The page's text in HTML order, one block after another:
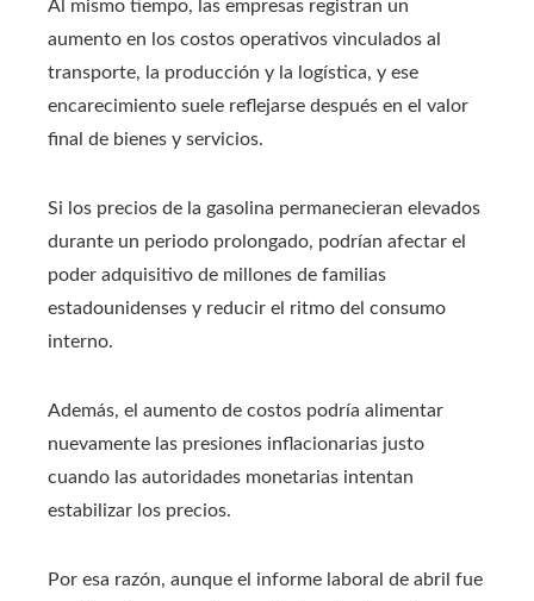
Al mismo tiempo, las empresas registran un
aumento en los costos operativos vinculados al
transporte, la producción y la logística, y ese
encarecimiento suele reflejarse después en el valor
final de bienes y servicios.
Si los precios de la gasolina permanecieran elevados
durante un periodo prolongado, podrían afectar el
poder adquisitivo de millones de familias
estadounidenses y reducir el ritmo del consumo
interno.
Además, el aumento de costos podría alimentar
nuevamente las presiones inflacionarias justo
cuando las autoridades monetarias intentan
estabilizar los precios.
Por esa razón, aunque el informe laboral de abril fue